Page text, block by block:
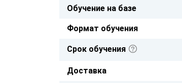
Обучение на базе
Формат обучения
Срок обучения
Доставка